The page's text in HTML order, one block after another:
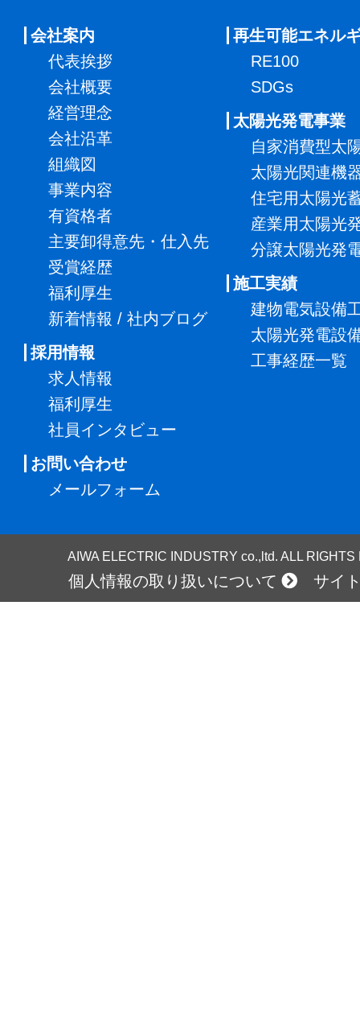
会社案内
代表挨拶
会社概要
経営理念
会社沿革
組織図
事業内容
有資格者
主要卸得意先・仕入先
受賞経歴
福利厚生
新着情報 / 社内ブログ
採用情報
求人情報
福利厚生
社員インタビュー
お問い合わせ
メールフォーム
再生可能エネル
RE100
SDGs
太陽光発電事業
自家消費型太
太陽光関連機
住宅用太陽光
産業用太陽光
分譲太陽光発
施工実績
建物電気設備
太陽光発電設
工事経歴一覧
AIWA ELECTRIC INDUSTRY co.,ltd. ALL
個人情報の取り扱いについて サイ